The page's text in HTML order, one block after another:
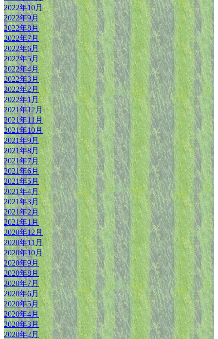
2022年10月
2022年9月
2022年8月
2022年7月
2022年6月
2022年5月
2022年4月
2022年3月
2022年2月
2022年1月
2021年12月
2021年11月
2021年10月
2021年9月
2021年8月
2021年7月
2021年6月
2021年5月
2021年4月
2021年3月
2021年2月
2021年1月
2020年12月
2020年11月
2020年10月
2020年9月
2020年8月
2020年7月
2020年6月
2020年5月
2020年4月
2020年3月
2020年2月